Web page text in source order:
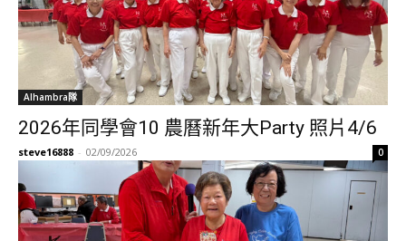
Alhambra隊
2026年同學會10 農曆新年大Party 照片4/6
steve16888 - 02/09/2026 0